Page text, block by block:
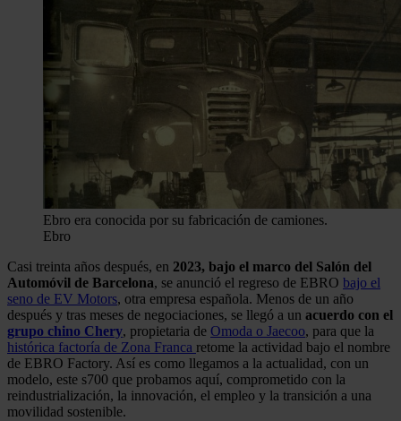
Ebro era conocida por su fabricación de camiones.
Ebro
Casi treinta años después, en 2023, bajo el marco del Salón del
Automóvil de Barcelona, se anunció el regreso de EBRO bajo el
seno de EV Motors, otra empresa española. Menos de un año
después y tras meses de negociaciones, se llegó a un acuerdo con el
grupo chino Chery, propietaria de Omoda o Jaecoo, para que la
histórica factoría de Zona Franca retome la actividad bajo el nombre
de EBRO Factory. Así es como llegamos a la actualidad, con un
modelo, este s700 que probamos aquí, comprometido con la
reindustrialización, la innovación, el empleo y la transición a una
movilidad sostenible.